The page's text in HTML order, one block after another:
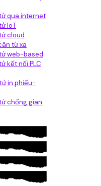
qua internet
IoT
cloud
từ xa
web-based
kết nối PLC
in phiếu-
chống gian